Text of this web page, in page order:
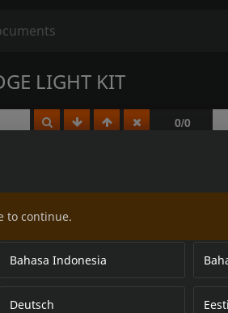
LIGHT KIT
to continue.
Bahasa Indonesia
Deutsch Eesti